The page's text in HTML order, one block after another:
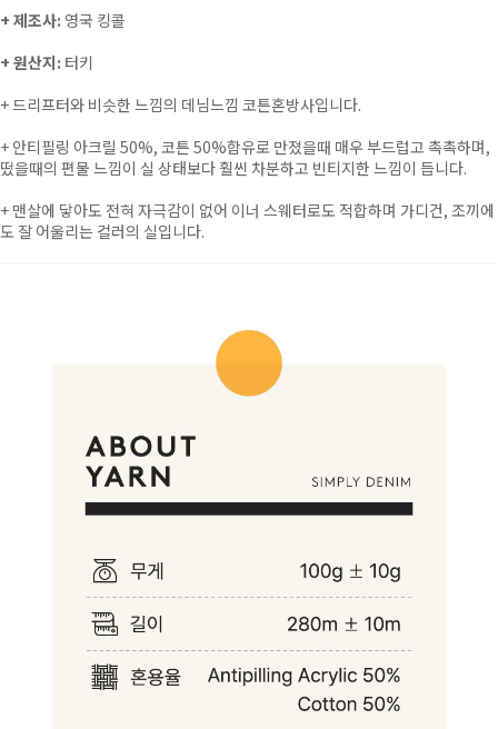
+ 제조사: 영국 킹콜
+ 원산지: 터키
+ 드리프터와 비슷한 느낌의 데님느낌 코튼혼방사입니다.
+ 안티필링 아크릴 50%, 코튼 50%함유로 만졌을때 매우 부드럽고 촉촉하며,
떴을때의 편물 느낌이 실 상태보다 훨씬 차분하고 빈티지한 느낌이 듭니다.
+ 맨살에 닿아도 전혀 자극감이 없어 이너 스웨터로도 적합하며 가디건, 조끼에
도 잘 어울리는 컬러의 실입니다.